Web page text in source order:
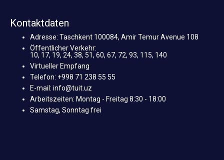
Kontaktdaten
Adresse: Taschkent 100084, Amir Temur Avenue 108
Öffentlicher Verkehr:
10, 17, 19, 24, 38, 51, 60, 67, 72, 93, 115, 140
Virtueller Empfang
Telefon: +998 71 238 55 55
E-mail: info@tuit.uz
Arbeitszeiten: Montag - Freitag 8:30 - 18:00
Samstag, Sonntag frei